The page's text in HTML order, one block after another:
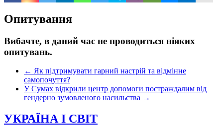
Опитування
Вибачте, в даний час не проводиться ніяких
опитувань.
← Як підтримувати гарний настрій та відмінне
самопочуття?
У Сумах відкрили центр допомоги постраждалим від
гендерно зумовленого насильства →
УКРАЇНА І СВІТ